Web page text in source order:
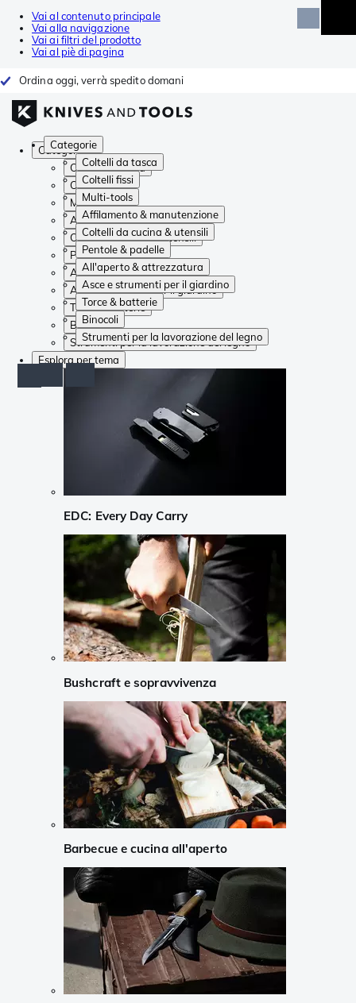
Vai al contenuto principale
Vai alla navigazione
Vai ai filtri del prodotto
Vai al piè di pagina
Ordina oggi, verrà spedito domani
Categorie
Coltelli da tasca
Coltelli fissi
Multi-tools
Affilamento & manutenzione
Coltelli da cucina & utensili
Pentole & padelle
All'aperto & attrezzatura
Asce e strumenti per il giardino
Torce & batterie
Binocoli
Strumenti per la lavorazione del legno
Categorie
Coltelli da tasca
Coltelli fissi
Multi-tools
Affilamento & manutenzione
Coltelli da cucina & utensili
Pentole & padelle
All'aperto & attrezzatura
Asce e strumenti per il giardino
Torce & batterie
Binocoli
Strumenti per la lavorazione del legno
Esplora per tema
EDC: Every Day Carry
Bushcraft e sopravvivenza
Barbecue e cucina all'aperto